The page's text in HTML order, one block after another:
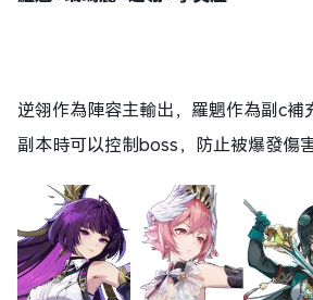
逆翎作為陣容主輸出，羅魍作為副c補
副本時可以控制boss，防止被爆發傷害